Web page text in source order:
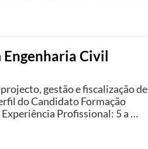
Engenharia Civil
gestão e fiscalização de
do Candidato Formação
Profissional: 5 a …